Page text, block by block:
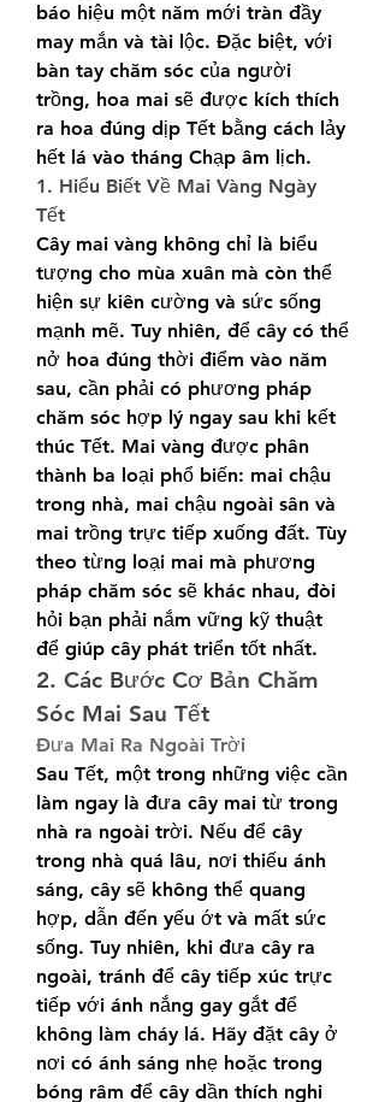
báo hiệu một năm mới tràn đầy
may mắn và tài lộc. Đặc biệt, với
bàn tay chăm sóc của người
trồng, hoa mai sẽ được kích thích
ra hoa đúng dịp Tết bằng cách lảy
hết lá vào tháng Chạp âm lịch.
1. Hiểu Biết Về Mai Vàng Ngày
Tết
Cây mai vàng không chỉ là biểu
tượng cho mùa xuân mà còn thể
hiện sự kiên cường và sức sống
mạnh mẽ. Tuy nhiên, để cây có thể
nở hoa đúng thời điểm vào năm
sau, cần phải có phương pháp
chăm sóc hợp lý ngay sau khi kết
thúc Tết. Mai vàng được phân
thành ba loại phổ biến: mai chậu
trong nhà, mai chậu ngoài sân và
mai trồng trực tiếp xuống đất. Tùy
theo từng loại mai mà phương
pháp chăm sóc sẽ khác nhau, đòi
hỏi bạn phải nắm vững kỹ thuật
để giúp cây phát triển tốt nhất.
2. Các Bước Cơ Bản Chăm
Sóc Mai Sau Tết
Đưa Mai Ra Ngoài Trời
Sau Tết, một trong những việc cần
làm ngay là đưa cây mai từ trong
nhà ra ngoài trời. Nếu để cây
trong nhà quá lâu, nơi thiếu ánh
sáng, cây sẽ không thể quang
hợp, dẫn đến yếu ớt và mất sức
sống. Tuy nhiên, khi đưa cây ra
ngoài, tránh để cây tiếp xúc trực
tiếp với ánh nắng gay gắt để
không làm cháy lá. Hãy đặt cây ở
nơi có ánh sáng nhẹ hoặc trong
bóng râm để cây dần thích nghi